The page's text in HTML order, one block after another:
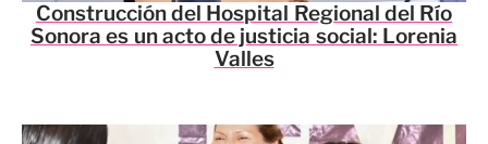
Construcción del Hospital Regional del Río
Sonora es un acto de justicia social: Lorenia
Valles